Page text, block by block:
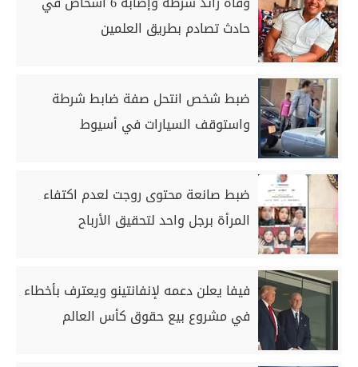
حادث تصادم بطريق العلمين
ضبط شخص انتحل صفة ضابط شرطة
واستوقف السيارات في أسيوط
ضبط صانعة محتوى روجت لعدم اكتفاء
المرأة برجل واحد لتحقيق الأرباح
فيفا يعلن دعمه لإنفانتينو ويعترف بأخطاء
في مشروع بيع حقوق كأس العالم